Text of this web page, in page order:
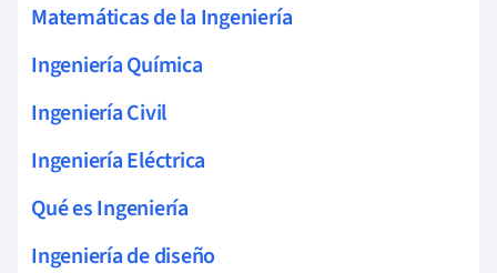
Matemáticas de la Ingeniería
Ingeniería Química
Ingeniería Civil
Ingeniería Eléctrica
Qué es Ingeniería
Ingeniería de diseño